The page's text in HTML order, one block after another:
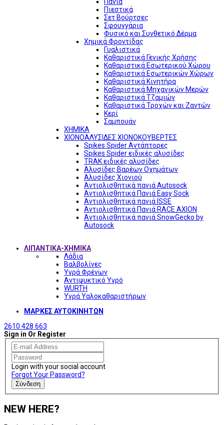
Πιεστικά
Σετ Βούρτσες
Σφουγγάρια
Φυσικό και Συνθετικό Δέρμα
Χημικά Φροντίδας
Γυαλιστικά
Καθαριστικά Γενικής Χρήσης
Καθαριστικά Εσωτερικού Χώρου
Καθαριστικά Εσωτερικών Χώρων
Καθαριστικά Κινητήρα
Καθαριστικά Μηχανικών Μερών
Καθαριστικά Τζαμιών
Καθαριστικά Τροχών και Ζαντών
Κερί
Σαμπουάν
ΧΗΜΙΚΑ
ΧΙΟΝΟΑΛΥΣΙΔΕΣ ΧΙΟΝΟΚΟΥΒΕΡΤΕΣ
Spikes Spider Αντάπτορες
Spikes Spider ειδικές αλυσίδες
TRAK ειδικές αλυσίδες
Αλυσίδες Βαρέων Οχημάτων
Αλυσίδες Χιονιού
Αντιολισθητικά πανιά Autosock
Αντιολισθητικά Πανιά Easy Sock
Αντιολισθητικά πανιά ISSE
Αντιολισθητικά Πανιά RACE AXION
Αντιολισθητικά πανιά SnowGecko by
Autosock
ΛΙΠΑΝΤΙΚΑ-ΧΗΜΙΚΑ
Λάδια
Βαλβολίνες
Υγρά Φρένων
Αντιψυκτικό Υγρό
WURTH
Υγρά Υαλοκαθαριστήρων
ΜΑΡΚΕΣ ΑΥΤΟΚΙΝΗΤΩΝ
2610 428 663
Sign in Or Register
Login with your social account
Forgot Your Password?
Σύνδεση
NEW HERE?